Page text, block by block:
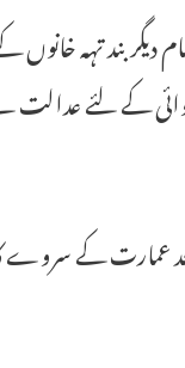
بند تہہ خانوں
مسجد عمارت کے